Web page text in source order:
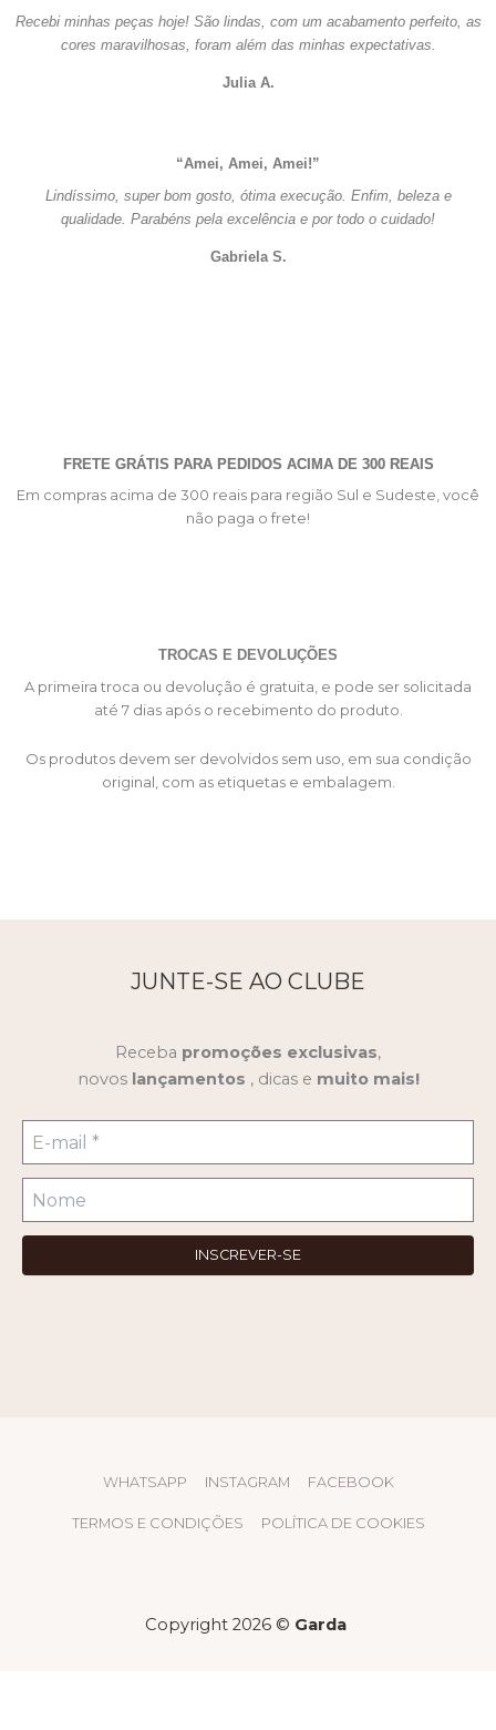
Recebi minhas peças hoje! São lindas, com um acabamento perfeito, as
cores maravilhosas, foram além das minhas expectativas.
Julia A.
“Amei, Amei, Amei!”
Lindíssimo, super bom gosto, ótima execução. Enfim, beleza e
qualidade. Parabéns pela excelência e por todo o cuidado!
Gabriela S.
FRETE GRÁTIS PARA PEDIDOS ACIMA DE 300 REAIS
Em compras acima de 300 reais para região Sul e Sudeste, você
não paga o frete!
TROCAS E DEVOLUÇÕES
A primeira troca ou devolução é gratuita, e pode ser solicitada
até 7 dias após o recebimento do produto.
Os produtos devem ser devolvidos sem uso, em sua condição
original, com as etiquetas e embalagem.
JUNTE-SE AO CLUBE
Receba promoções exclusivas,
novos lançamentos , dicas e muito mais!
WHATSAPP INSTAGRAM FACEBOOK
TERMOS E CONDIÇÕES POLÍTICA DE COOKIES
Copyright 2026 © Garda